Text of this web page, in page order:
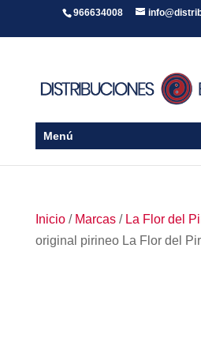
966634008
Menú
Inicio/ Marcas/ La Flor del
original pirineo La Flor del